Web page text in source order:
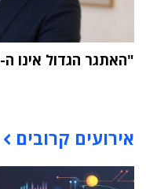
"האתגר הגדול אינו ה-AI אלא הטמעתה בארגון"
אירועים קרובים